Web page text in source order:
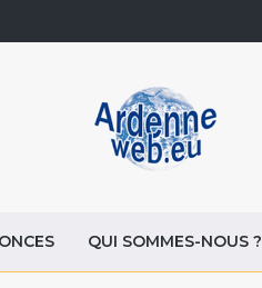
QUI SOMMES-NOUS ?